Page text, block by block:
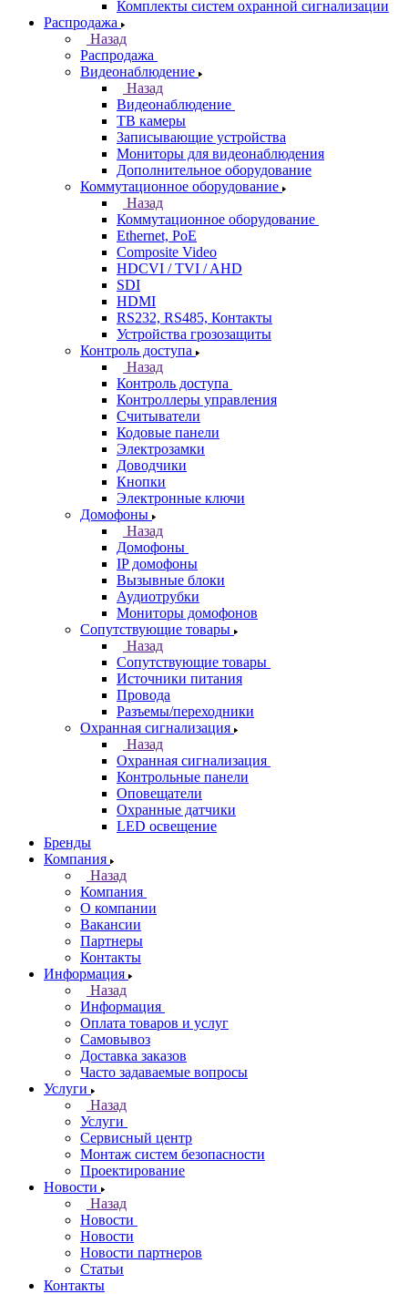
Комплекты систем охранной сигнализации
Распродажа
Назад
Распродажа
Видеонаблюдение
Назад
Видеонаблюдение
ТВ камеры
Записывающие устройства
Мониторы для видеонаблюдения
Дополнительное оборудование
Коммутационное оборудование
Назад
Коммутационное оборудование
Ethernet, PoE
Composite Video
HDCVI / TVI / AHD
SDI
HDMI
RS232, RS485, Контакты
Устройства грозозащиты
Контроль доступа
Назад
Контроль доступа
Контроллеры управления
Считыватели
Кодовые панели
Электрозамки
Доводчики
Кнопки
Электронные ключи
Домофоны
Назад
Домофоны
IP домофоны
Вызывные блоки
Аудиотрубки
Мониторы домофонов
Сопутствующие товары
Назад
Сопутствующие товары
Источники питания
Провода
Разъемы/переходники
Охранная сигнализация
Назад
Охранная сигнализация
Контрольные панели
Оповещатели
Охранные датчики
LED освещение
Бренды
Компания
Назад
Компания
О компании
Вакансии
Партнеры
Контакты
Информация
Назад
Информация
Оплата товаров и услуг
Самовывоз
Доставка заказов
Часто задаваемые вопросы
Услуги
Назад
Услуги
Сервисный центр
Монтаж систем безопасности
Проектирование
Новости
Назад
Новости
Новости
Новости партнеров
Статьи
Контакты